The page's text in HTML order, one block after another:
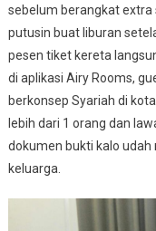
sebelum berangkat extra
putusin buat liburan
pesen tiket kereta
di aplikasi Airy Rooms,
berkonsep Syariah di
lebih dari 1 orang dan
dokumen bukti kalo
keluarga.